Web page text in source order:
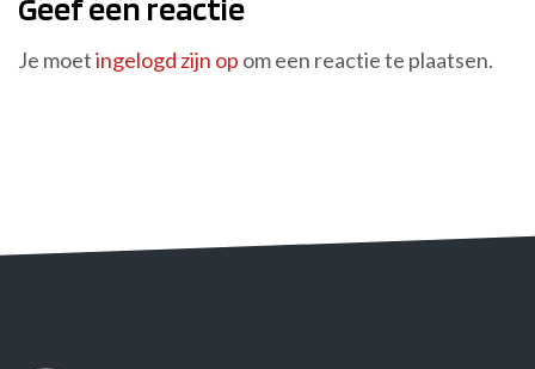
Je moetingelogd zijn op om een reactie te plaatsen.